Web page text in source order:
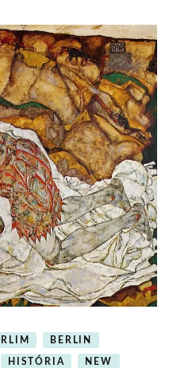
BERLIN
HISTÓRIA NEW